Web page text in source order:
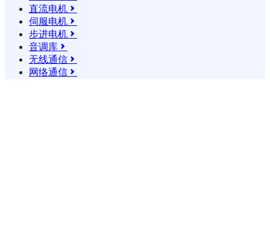
直流电机 
伺服电机 
步进电机 
音调库 
无线通信 
网络通信 